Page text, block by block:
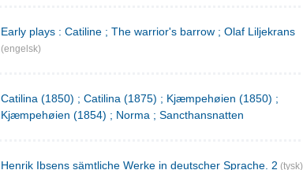
Early plays : Catiline ; The warrior's barrow ; Olaf Liljekrans
(engelsk)
Catilina (1850) ; Catilina (1875) ; Kjæmpehøien (1850) ;
Kjæmpehøien (1854) ; Norma ; Sancthansnatten
Henrik Ibsens sämtliche Werke in deutscher Sprache. 2 (tysk)